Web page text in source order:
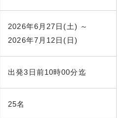
2026年6月27日(土) ～
2026年7月12日(日)
出発3日前10時00分迄
25名